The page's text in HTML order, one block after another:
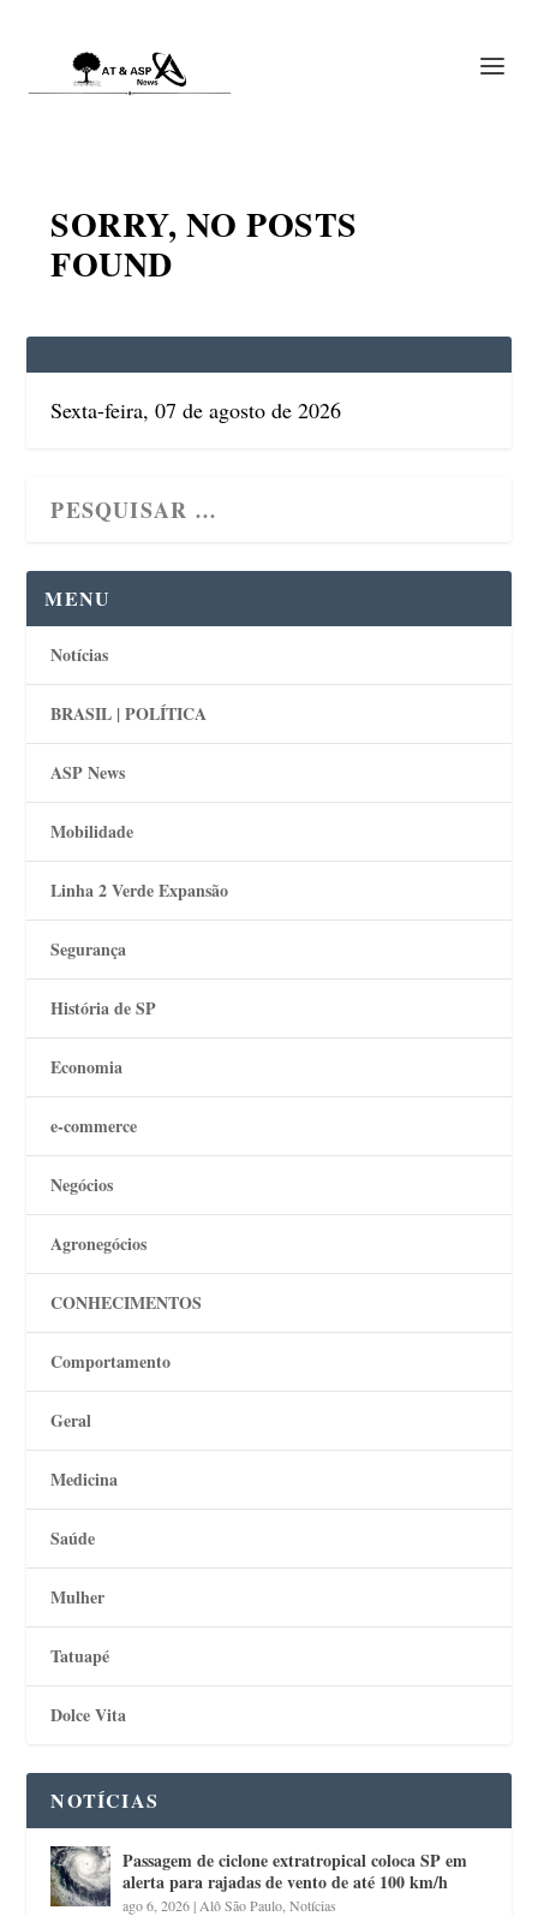
SORRY, NO POSTS
FOUND
Sexta-feira, 07 de agosto de 2026
MENU
Notícias
BRASIL | POLÍTICA
ASP News
Mobilidade
Linha 2 Verde Expansão
Segurança
História de SP
Economia
e-commerce
Negócios
Agronegócios
CONHECIMENTOS
Comportamento
Geral
Medicina
Saúde
Mulher
Tatuapé
Dolce Vita
NOTÍCIAS
Passagem de ciclone extratropical coloca SP em
alerta para rajadas de vento de até 100 km/h
ago 6, 2026| Alô São Paulo ,Notícias